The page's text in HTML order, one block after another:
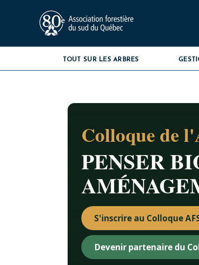
TOUT SUR LES ARBRES
Colloque de
PENSER
S'inscrire au Colloque
Devenir partenaire du